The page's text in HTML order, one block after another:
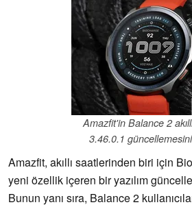
Amazfit'in Balance 2
3.46.0.1
Amazfit, akıllı saatlerinden biri için
yeni özellik içeren bir yazılım
Bunun yanı sıra, Balance 2